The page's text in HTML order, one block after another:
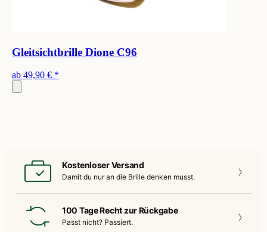
Gleitsichtbrille Dione C96
ab 49,90 € *
Kostenloser Versand
Damit du nur an die Brille denken musst.
100 Tage Recht zur Rückgabe
Passt nicht? Passiert.